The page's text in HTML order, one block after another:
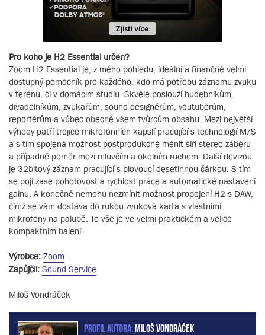
Pro koho je H2 Essential určen?
Zoom H2 Essential je, z mého pohledu, ideální a finančně velmi
dostupný pomocník pro každého, kdo má potřebu záznamu zvuku
v terénu, či v domácím studiu. Skvělé poslouží hudebníkům,
divadelníkům, zvukařům, sound designérům, youtuberům,
reportérům a vůbec obecně všem tvůrcům obsahu. Mezi největší
výhody patří trojice mikrofonních kapslí pracující s technologií M/S
a s tím spojená možnost postprodukčně měnit šíři stereo záběru
a případně poměr mezi mluvčím a okolním ruchem. Další devizou
je 32bitový záznam pracující s plovoucí desetinnou čárkou. S tím
se pojí zase pohotovost a rychlost práce a automatické nastavení
gainu. A konečně nemohu nezmínit možnost propojení H2 s DAW,
čímž se vám dostává do rukou zvuková karta s vlastními
mikrofony na palubě. To vše je ve velmi praktickém a velice
kompaktním balení.
Výrobce: Zoom
Zapůjčil: Sound Service
Miloš Vondráček
PROFIL AUTORA:Miloš Vondráček